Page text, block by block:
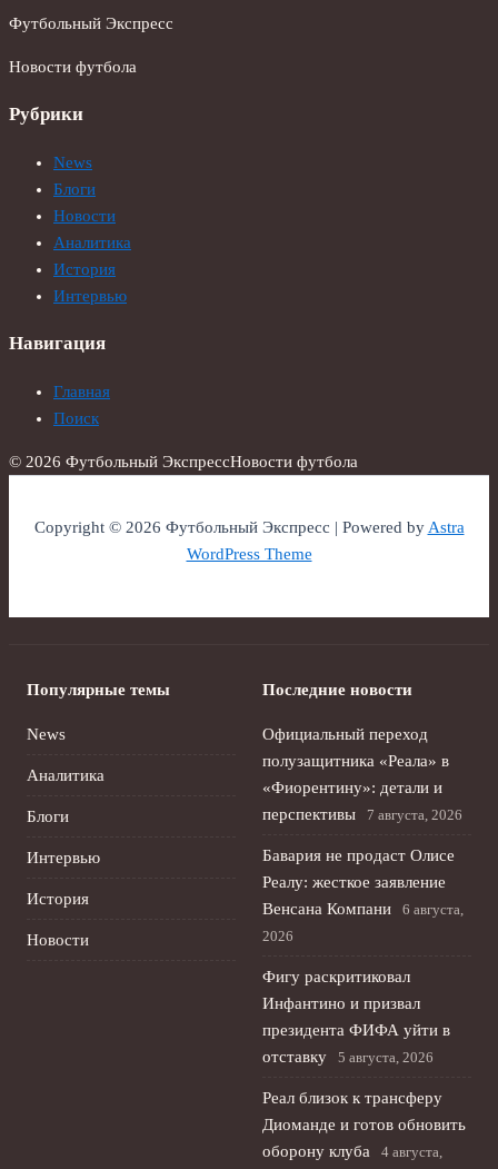
Футбольный Экспресс
Новости футбола
Рубрики
News
Блоги
Новости
Аналитика
История
Интервью
Навигация
Главная
Поиск
© 2026 Футбольный ЭкспрессНовости футбола
Copyright © 2026 Футбольный Экспресс | Powered byAstra
WordPress Theme
Популярные темы
News
Аналитика
Блоги
Интервью
История
Новости
Последние новости
Официальный переход
полузащитника «Реала» в
«Фиорентину»: детали и
перспективы
7 августа, 2026
Бавария не продаст Олисе
Реалу: жесткое заявление
Венсана Компани
6 августа,
2026
Фигу раскритиковал
Инфантино и призвал
президента ФИФА уйти в
отставку
5 августа, 2026
Реал близок к трансферу
Диоманде и готов обновить
оборону клуба
4 августа,